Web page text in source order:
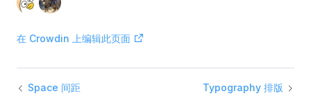
在 Crowdin 上编辑此页面
Space 间距 Typography 排版